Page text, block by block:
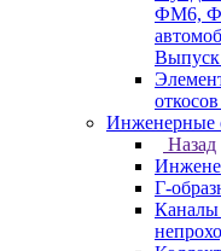
ФМ6,
Выпуск
Инженерные
Назад
Г-
Каналы